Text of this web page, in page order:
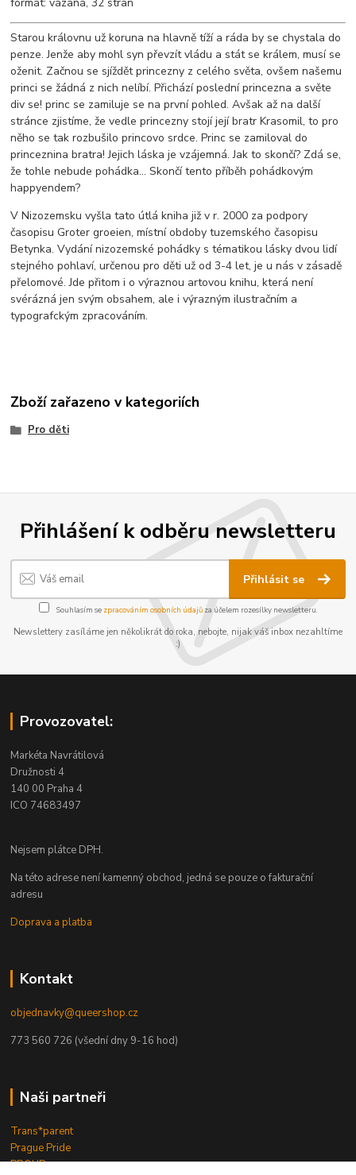
Starou královnu už koruna na hlavně tíží a ráda by se chystala do
penze. Jenže aby mohl syn převzít vládu a stát se králem, musí se
oženit. Začnou se sjíždět princezny z celého světa, ovšem našemu
princi se žádná z nich nelíbí. Přichází poslední princezna a světe
div se! princ se zamiluje se na první pohled. Avšak až na další
stránce zjistíme, že vedle princezny stojí její bratr Krasomil, to pro
něho se tak rozbušilo princovo srdce. Princ se zamiloval do
princeznina bratra! Jejich láska je vzájemná. Jak to skončí? Zdá se,
že tohle nebude pohádka… Skončí tento příběh pohádkovým
happyendem?
V Nizozemsku vyšla tato útlá kniha již v r. 2000 za podpory
časopisu Groter groeien, místní obdoby tuzemského časopisu
Betynka. Vydání nizozemské pohádky s tématikou lásky dvou lidí
stejného pohlaví, určenou pro děti už od 3-4 let, je u nás v zásadě
přelomové. Jde přitom i o výraznou artovou knihu, která není
svérázná jen svým obsahem, ale i výrazným ilustračním a
typografckým zpracováním.
Zboží zařazeno v kategoriích
Pro děti
Přihlášení k odběru newsletteru
Přihlásit se
Souhlasím se zpracováním osobních údajůza účelem rozesílky newsletteru.
Newslettery zasíláme jen několikrát do roka, nebojte, nijak váš inbox nezahltíme
:)
Provozovatel:
Markéta Navrátilová
Družnosti 4
140 00 Praha 4
ICO 74683497
Nejsem plátce DPH.
Na této adrese není kamenný obchod, jedná se pouze o fakturační
adresu
Doprava a platba
Kontakt
objednavky@queershop.cz
773 560 726 (všední dny 9-16 hod)
Naši partneři
Trans*parent
Prague Pride
PROUD